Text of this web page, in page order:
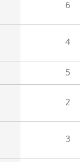
6
4
5
2
3